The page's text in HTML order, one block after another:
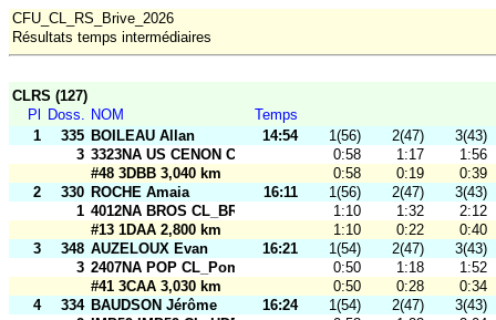
CFU_CL_RS_Brive_2026
Résultats temps intermédiaires
CLRS (127)
Pl
Doss. NOM
Temps
1
335 BOILEAU Allan 14:54 1(56) 2(47)
3(43)
3 3323NA US CENON CO CL_USCCO - Relais A
0:58 1:17
1:56
#48 3DBB 3,040 km
0:58 0:19
0:39
2
330 ROCHE Amaia 16:11 1(56) 2(47)
3(43)
1 4012NA BROS CL_BROS 1 1:10 1:32
2:12
#13 1DAA 2,800 km
1:10 0:22
0:40
3
348 AUZELOUX Evan 16:21 1(54) 2(47)
3(43)
3 2407NA POP CL_Pom PoP 0:50 1:18
1:52
#41 3CAA 3,030 km
0:50 0:28
0:34
4
334 BAUDSON Jérôme 16:24 1(54) 2(47)
3(43)